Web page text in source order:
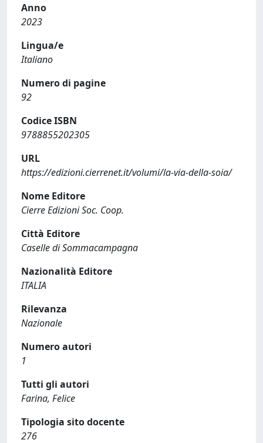
Anno
2023
Lingua/e
Italiano
Numero di pagine
92
Codice ISBN
9788855202305
URL
https://edizioni.cierrenet.it/volumi/la-via-della-soia/
Nome Editore
Cierre Edizioni Soc. Coop.
Città Editore
Caselle di Sommacampagna
Nazionalità Editore
ITALIA
Rilevanza
Nazionale
Numero autori
1
Tutti gli autori
Farina, Felice
Tipologia sito docente
276